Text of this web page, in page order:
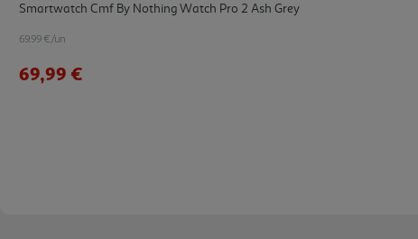
Smartwatch Cmf By Nothing Watch Pro 2 Ash Grey
69.99 €/un
69,99 €